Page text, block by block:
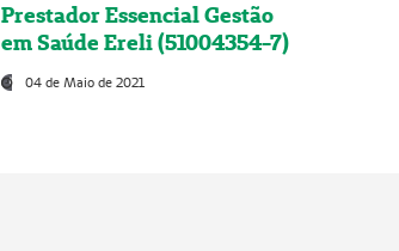
Prestador Essencial Gestão
em Saúde Ereli (51004354-7)
04 de Maio de 2021